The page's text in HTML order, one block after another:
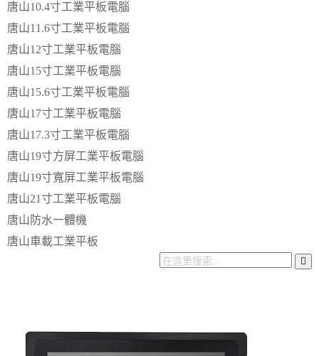
唐山10.4寸工業平板電腦
唐山11.6寸工業平板電腦
唐山12寸工業平板電腦
唐山15寸工業平板電腦
唐山15.6寸工業平板電腦
唐山17寸工業平板電腦
唐山17.3寸工業平板電腦
唐山19寸方屏工業平板電腦
唐山19寸寬屏工業平板電腦
唐山21寸工業平板電腦
唐山防水一體機
唐山車載工業平板